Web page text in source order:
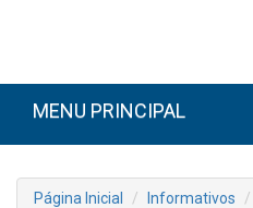
MENU PRINCIPAL
Página Inicial Informativos